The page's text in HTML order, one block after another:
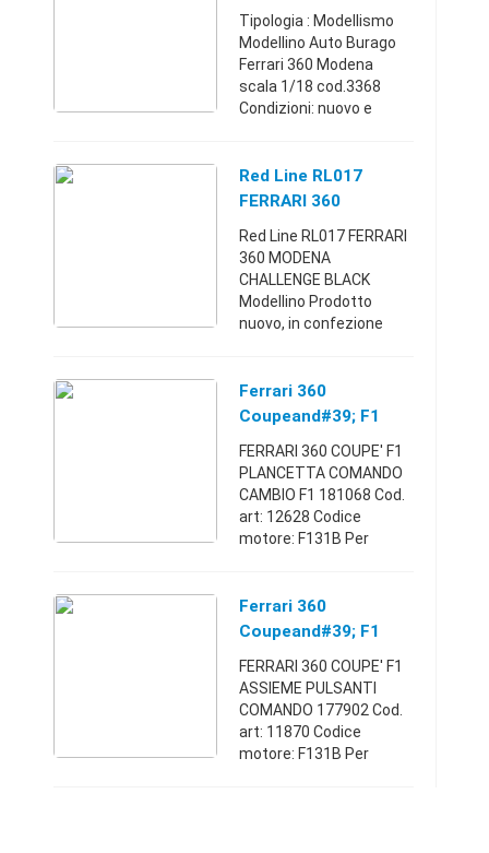
whatsa ...
Modena Scala 1/18
Tipologia : Modellismo
Modellino Auto Burago
Ferrari 360 Modena
scala 1/18 cod.3368
Condizioni: nuovo e
10,00 Pagamento
ricarica postepay o
Red Line RL017
FERRARI 360
MODENA CHALLENGE
BLACK Modellino
Red Line RL017 FERRARI
360 MODENA
CHALLENGE BLACK
Modellino Prodotto
nuovo, in confezione
Prato
(Udine)+3904326916978
Ferrari 360
Coupeand#39; F1
Ando Cambio F1
181068
FERRARI 360 COUPE' F1
PLANCETTA COMANDO
CAMBIO F1 181068 Cod.
art: 12628 Codice
motore: F131B Per
Contatto telefonico
oppure visitate l'area
Ferrari 360
Coupeand#39; F1
Assieme Ando
177902
FERRARI 360 COUPE' F1
ASSIEME PULSANTI
COMANDO 177902 Cod.
art: 11870 Codice
motore: F131B Per